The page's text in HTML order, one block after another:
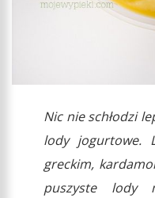
Nic nie schłodzi
lody jogurtowe.
greckim,
puszyste lody